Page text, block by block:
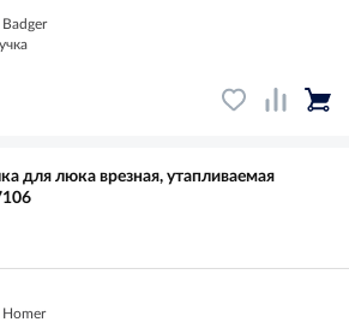
для люка врезная, утапливаемая